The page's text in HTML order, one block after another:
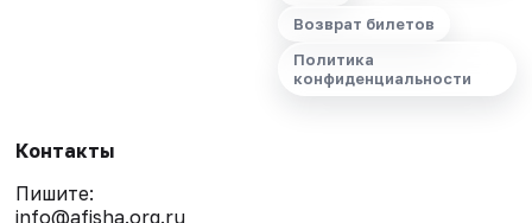
Возврат билетов
Политика
конфиденциальности
Контакты
Пишите:
info@afisha.org.ru